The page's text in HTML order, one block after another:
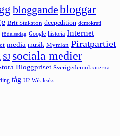
bloggande bloggar
Brit Stakston deepedition demokrati
födelsedag Google historia Internet
media musik Mymlan Piratpartiet
SJ sociala medier
Bloggpriset Sverigedemokraterna
tåg U2 Wikileaks